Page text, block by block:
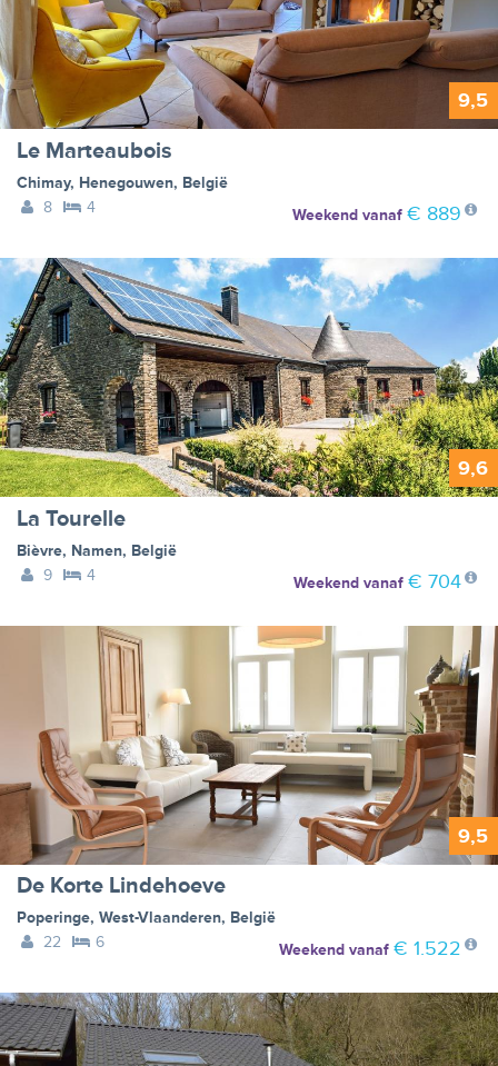
9,5
Le Marteaubois
Chimay, Henegouwen, België
8
4 Weekendvanaf € 889
9,6
La Tourelle
Bièvre, Namen, België
9
4 Weekendvanaf € 704
9,5
De Korte Lindehoeve
Poperinge, West-Vlaanderen, België
22
6 Weekendvanaf € 1.522